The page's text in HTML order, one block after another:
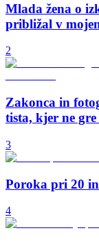
Mlada žena o
približal v
2
Zakonca in
tista, kjer ne
3
Poroka pri 20
4